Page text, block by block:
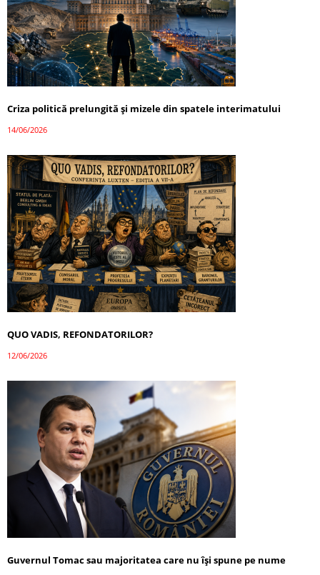
Criza politică prelungită și mizele din spatele interimatului
14/06/2026
QUO VADIS, REFONDATORILOR?
12/06/2026
Guvernul Tomac sau majoritatea care nu își spune pe nume